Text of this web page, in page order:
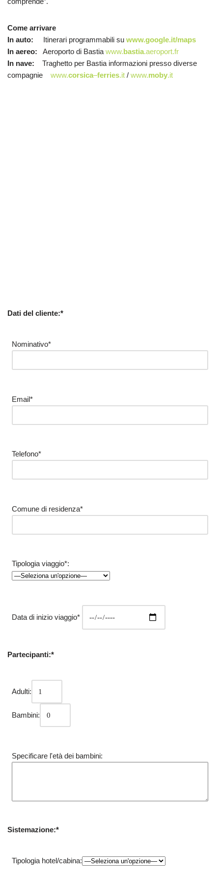
Come arrivare
In auto:
Itinerari programmabili su www.google.it/maps
In aereo: Aeroporto di Bastia www.bastia.aeroport.fr
In nave: Traghetto per Bastia informazioni presso diverse
compagnie www.corsica–ferries.it / www.moby.it
Dati del cliente:*
Nominativo*
Email*
Telefono*
Comune di residenza*
Tipologia viaggio*:
Data di inizio viaggio*
Partecipanti:*
Adulti:
Bambini:
Specificare l'età dei bambini:
Sistemazione:*
Tipologia hotel/cabina: